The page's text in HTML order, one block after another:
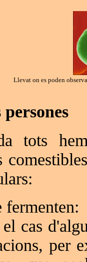
Llevat on es poden
tots
fermenten:
cas
per